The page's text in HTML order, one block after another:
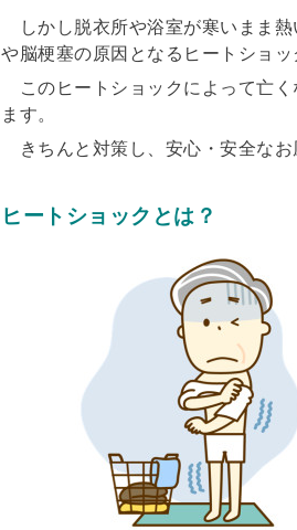
しかし脱衣所や浴室が寒いまま熱
や脳梗塞の原因となるヒートショ
このヒートショックによって亡く
ます。
きちんと対策し、安心・安全なお
ヒートショックとは？